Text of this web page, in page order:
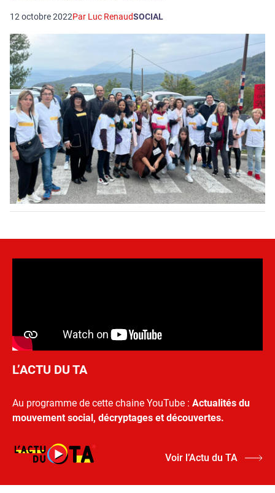
12 octobre 2022Par Luc RenaudSOCIAL
L’ACTU DU TA
Au programme de cette chaine YouTube : Actualités du
mouvement social, décryptages et découvertes.
Voir l’Actu du TA